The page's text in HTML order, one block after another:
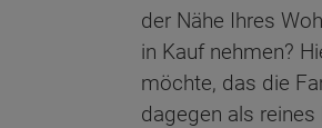
der Nähe Ihres
in Kauf nehmen?
möchte, das die
dagegen als